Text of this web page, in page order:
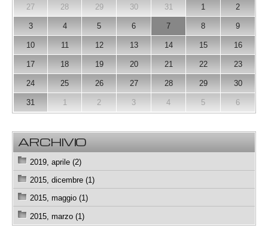
27 28 29 30 31 1 2
3 4 5 6 7 8 9
10 11 12 13 14 15 16
17 18 19 20 21 22 23
24 25 26 27 28 29 30
31 1 2 3 4 5 6
ARCHIVIO
2019, aprile (2)
2015, dicembre (1)
2015, maggio (1)
2015, marzo (1)